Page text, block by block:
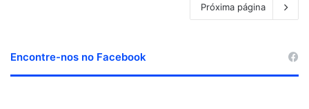
Próxima página
Encontre-nos no Facebook